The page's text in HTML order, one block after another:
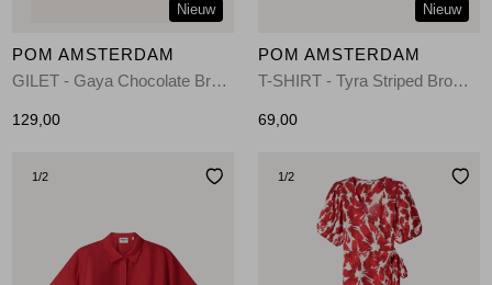
Nieuw
POM AMSTERDAM
GILET - Gaya Chocolate Brown 750 brown
129,00
Nieuw
POM AMSTERDAM
T-SHIRT - Tyra Striped Brown Blue 998 multi colour
69,00
1/2 1/2